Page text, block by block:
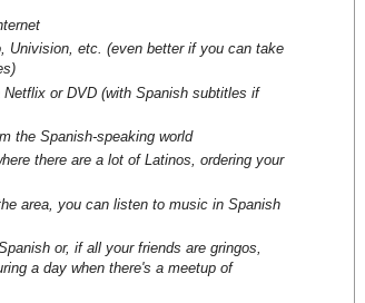
Univision, etc. (even better if you can take
or DVD (with Spanish subtitles if
the Spanish-speaking world
there are a lot of Latinos, ordering your
area, you can listen to music in Spanish
or, if all your friends are gringos,
a day when there's a meetup of